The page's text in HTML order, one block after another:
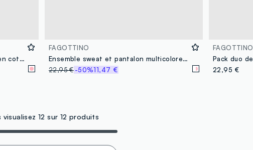
Combinaison rose pour bébé fille en coton avec détails brodés
FAGOTTINO
Ensemble sweat et pantalon multicolore pour bébé fille en pur coton avec imprimé
22,95 €-50%11,47 €
FAGOTTINO
22,95 €
visualisez 12 sur 12 produits